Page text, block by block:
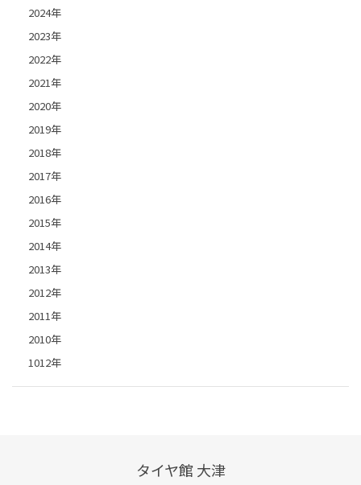
2024年
2023年
2022年
2021年
2020年
2019年
2018年
2017年
2016年
2015年
2014年
2013年
2012年
2011年
2010年
1012年
タイヤ館 大津